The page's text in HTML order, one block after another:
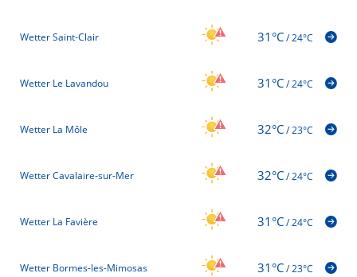
Wetter Saint-Clair 31°C/24°C
Wetter Le Lavandou 31°C/24°C
Wetter La Môle 32°C/23°C
Wetter Cavalaire-sur-Mer 32°C/24°C
Wetter La Favière 31°C/24°C
Wetter Bormes-les-Mimosas 31°C/23°C